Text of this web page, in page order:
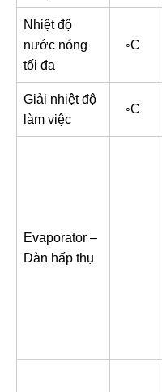
Nhiệt độ
nước nóng
tối đa
◦C
Giải nhiệt độ
làm việc
◦C
Evaporator –
Dàn hấp thụ